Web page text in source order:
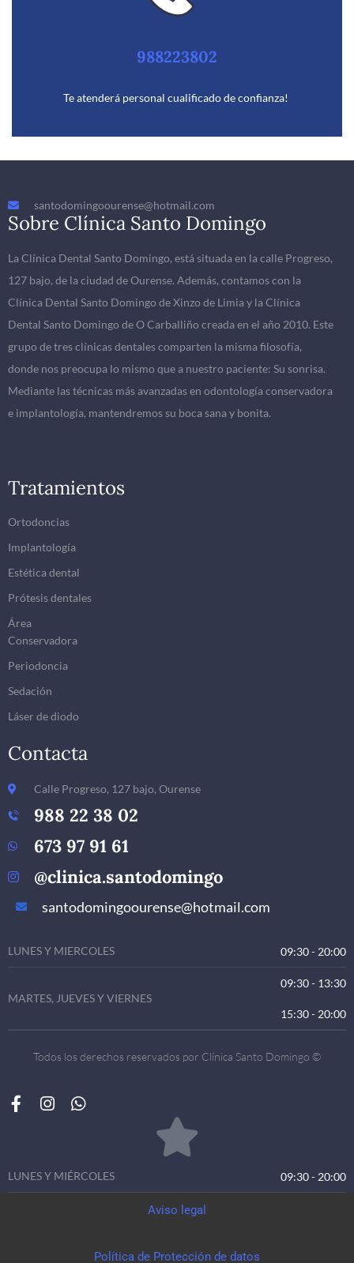
988223802
Te atenderá personal cualificado de confianza!
santodomingoourense@hotmail.com
Sobre Clínica Santo Domingo
La Clínica Dental Santo Domingo, está situada en la calle Progreso,
127 bajo, de la ciudad de Ourense. Además, contamos con la
Clínica Dental Santo Domingo de Xinzo de Limia y la Clínica
Dental Santo Domingo de O Carballiño creada en el año 2010. Este
grupo de tres clínicas dentales comparten la misma filosofía,
donde nos preocupa lo mismo que a nuestro paciente: Su sonrisa.
Mediante las técnicas más avanzadas en odontología conservadora
e implantología, mantendremos su boca sana y bonita.
Tratamientos
Ortodoncias
Implantología
Estética dental
Prótesis dentales
Área
Conservadora
Periodoncia
Sedación
Láser de diodo
Contacta
Calle Progreso, 127 bajo, Ourense
988 22 38 02
673 97 91 61
@clinica.santodomingo
santodomingoourense@hotmail.com
LUNES Y MIERCOLES 09:30 - 20:00
MARTES, JUEVES Y VIERNES
09:30 - 13:30
15:30 - 20:00
Todos los derechos reservados por Clínica Santo Domingo ©
LUNES Y MIÉRCOLES 09:30 - 20:00
Aviso legal
Política de Protección de datos